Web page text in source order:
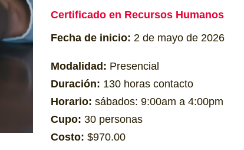
Certificado en Recursos Humanos
Fecha de inicio: 2 de mayo de 2026
Modalidad: Presencial
Duración: 130 horas contacto
Horario: sábados: 9:00am a 4:00pm
Cupo: 30 personas
Costo: $970.00